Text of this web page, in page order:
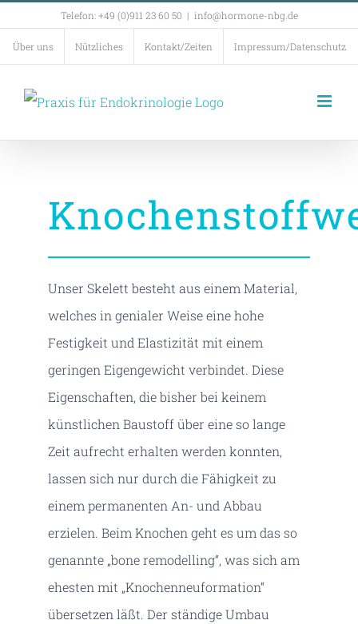
Inhalt
springen
Telefon: +49 (0)911 23 60 50 | info@hormone-nbg.de
Über uns Nützliches Kontakt/Zeiten Impressum/Datenschutz
Unser Skelett besteht aus einem Material,
welches in genialer Weise eine hohe
Festigkeit und Elastizität mit einem
geringen Eigengewicht verbindet. Diese
Eigenschaften, die bisher bei keinem
künstlichen Baustoff über eine so lange
Zeit aufrecht erhalten werden konnten,
lassen sich nur durch die Fähigkeit zu
einem permanenten An- und Abbau
erzielen. Beim Knochen geht es um das so
genannte „bone remodelling“, was sich am
ehesten mit „Knochenneuformation“
übersetzen läßt. Der ständige Umbau